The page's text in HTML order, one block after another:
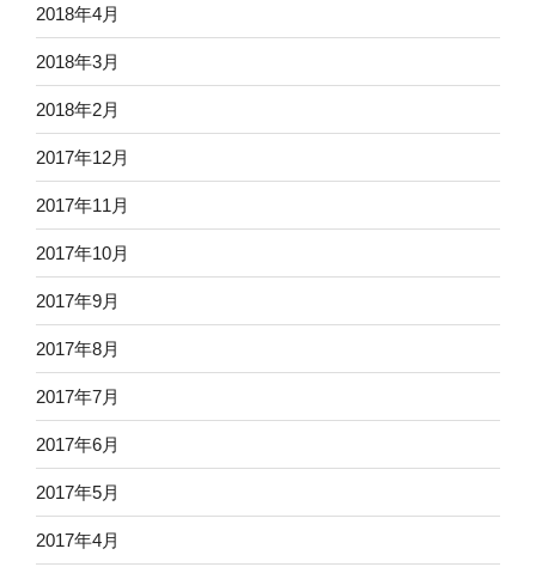
2018年4月
2018年3月
2018年2月
2017年12月
2017年11月
2017年10月
2017年9月
2017年8月
2017年7月
2017年6月
2017年5月
2017年4月